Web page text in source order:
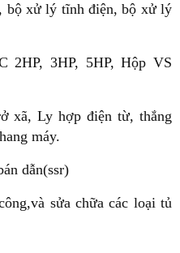
bộ xử lý tĩnh điện, bộ xử lý
2HP, 3HP, 5HP, Hộp VS
xã, Ly hợp điện từ, thắng
máy.
dẫn(ssr)
sửa chữa các loại tủ